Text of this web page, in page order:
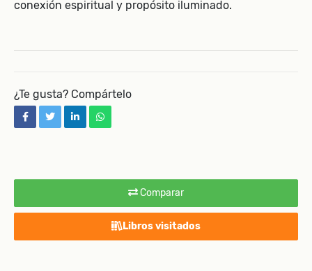
Comparar
Libros visitados
conexión espiritual y propósito iluminado.
¿Te gusta? Compártelo
facebooktwitterlinkedinwhatsapp